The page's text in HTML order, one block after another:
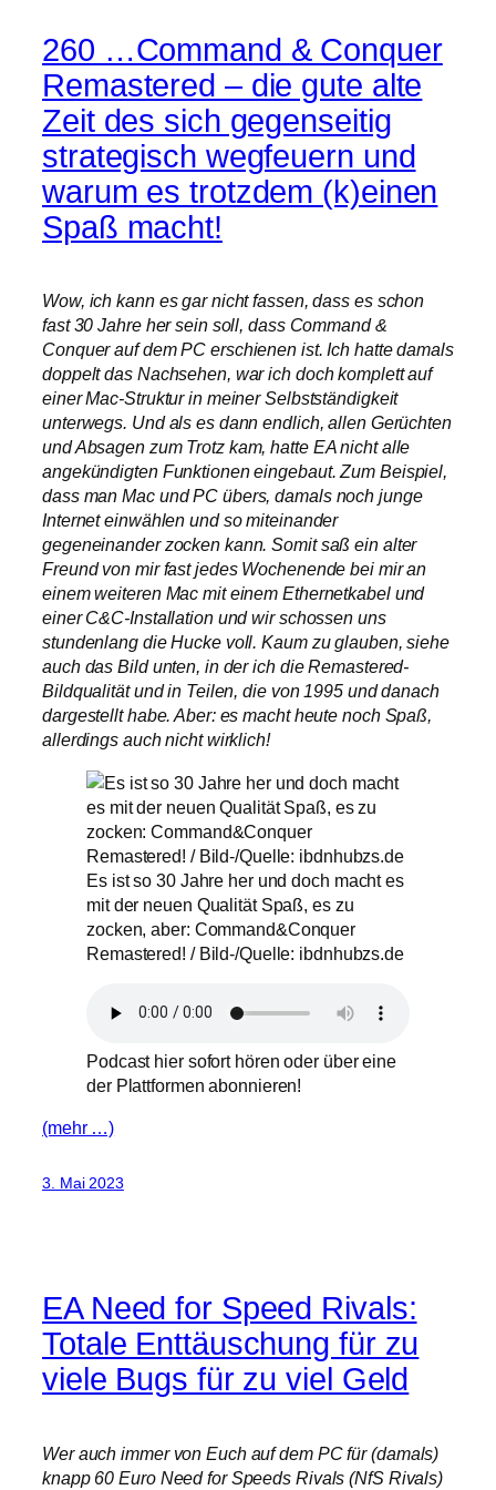
260 …Command & Conquer
Remastered – die gute alte
Zeit des sich gegenseitig
strategisch wegfeuern und
warum es trotzdem (k)einen
Spaß macht!
Wow, ich kann es gar nicht fassen, dass es schon
fast 30 Jahre her sein soll, dass Command &
Conquer auf dem PC erschienen ist. Ich hatte damals
doppelt das Nachsehen, war ich doch komplett auf
einer Mac-Struktur in meiner Selbstständigkeit
unterwegs. Und als es dann endlich, allen Gerüchten
und Absagen zum Trotz kam, hatte EA nicht alle
angekündigten Funktionen eingebaut. Zum Beispiel,
dass man Mac und PC übers, damals noch junge
Internet einwählen und so miteinander
gegeneinander zocken kann. Somit saß ein alter
Freund von mir fast jedes Wochenende bei mir an
einem weiteren Mac mit einem Ethernetkabel und
einer C&C-Installation und wir schossen uns
stundenlang die Hucke voll. Kaum zu glauben, siehe
auch das Bild unten, in der ich die Remastered-
Bildqualität und in Teilen, die von 1995 und danach
dargestellt habe. Aber: es macht heute noch Spaß,
allerdings auch nicht wirklich!
Es ist so 30 Jahre her und doch macht es
mit der neuen Qualität Spaß, es zu
zocken, aber: Command&Conquer
Remastered! / Bild-/Quelle: ibdnhubzs.de
Podcast hier sofort hören oder über eine
der Plattformen abonnieren!
(mehr …)
3. Mai 2023
EA Need for Speed Rivals:
Totale Enttäuschung für zu
viele Bugs für zu viel Geld
Wer auch immer von Euch auf dem PC für (damals)
knapp 60 Euro Need for Speeds Rivals (NfS Rivals)